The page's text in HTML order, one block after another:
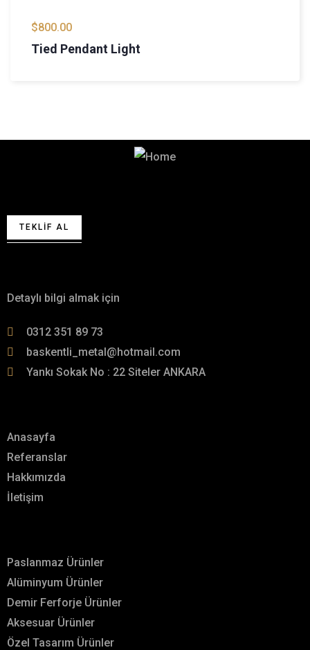
$800.00
Tied Pendant Light
TEKLIF AL
Detaylı bilgi almak için
0312 351 89 73
baskentli_metal@hotmail.com
Yankı Sokak No : 22 Siteler ANKARA
Anasayfa
Referanslar
Hakkımızda
İletişim
Paslanmaz Ürünler
Alüminyum Ürünler
Demir Ferforje Ürünler
Aksesuar Ürünler
Özel Tasarım Ürünler